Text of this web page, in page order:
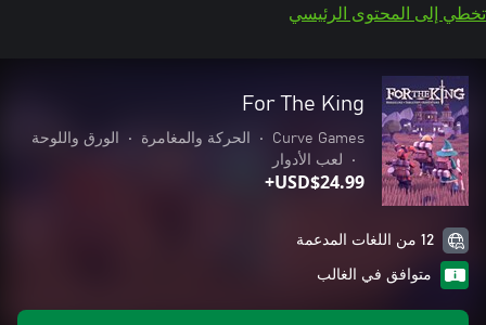
تخطي إلى المحتوى الرئيسي
For The King
Curve Games
• الحركة والمغامرة •
الورق واللوحة
•
لعب الأدوار
USD$24.99+
12 من اللغات المدعمة
متوافق في الغالب